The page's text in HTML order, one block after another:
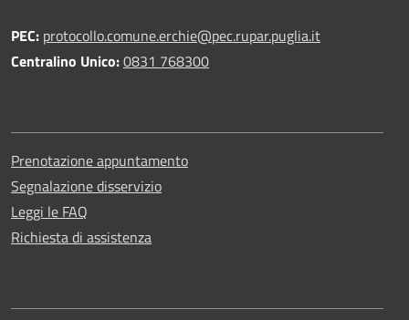
PEC: protocollo.comune.erchie@pec.rupar.puglia.it
Centralino Unico:0831 768300
Prenotazione appuntamento
Segnalazione disservizio
Leggi le FAQ
Richiesta di assistenza